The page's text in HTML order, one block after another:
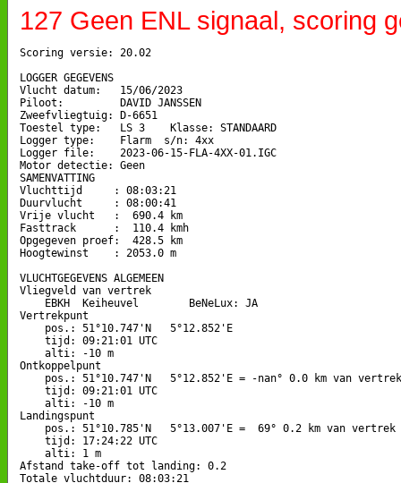
127 Geen ENL signaal, scoring
Scoring versie: 20.02
LOGGER GEGEVENS
Vlucht datum:   15/06/2023
Piloot:         DAVID JANSSEN
Zweefvliegtuig: D-6651
Toestel type:   LS 3    Klasse: STANDAARD
Logger type:    Flarm  s/n: 4xx
Logger file:    2023-06-15-FLA-4XX-01.IGC
Motor detectie: Geen
SAMENVATTING
Vluchttijd     : 08:03:21
Duurvlucht     : 08:00:41
Vrije vlucht   :  690.4 km
Fasttrack      :  110.4 kmh
Opgegeven proef:  428.5 km
Hoogtewinst    : 2053.0 m
VLUCHTGEGEVENS ALGEMEEN
Vliegveld van vertrek
    EBKH  Keiheuvel        BeNeLux: JA
Vertrekpunt
    pos.: 51°10.747'N   5°12.852'E
    tijd: 09:21:01 UTC
    alti: -10 m
Ontkoppelpunt
    pos.: 51°10.747'N   5°12.852'E = -nan° 0.0 km van vertrek
    tijd: 09:21:01 UTC
    alti: -10 m
Landingspunt
    pos.: 51°10.785'N   5°13.007'E =  69° 0.2 km van vertrek
    tijd: 17:24:22 UTC
    alti: 1 m
Afstand take-off tot landing: 0.2
Totale vluchtduur: 08:03:21